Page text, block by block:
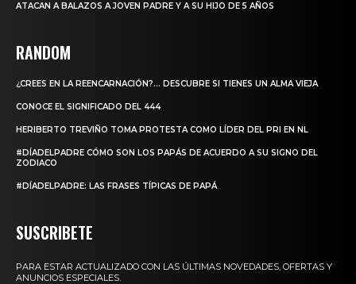
ATACAN A BALAZOS A JOVEN PADRE Y A SU HIJO DE 5 AÑOS
RANDOM
¿CREES EN LA REENCARNACIÓN?… DESCUBRE SI TIENES UN ALMA VIEJA
CONOCE EL SIGNIFICADO DEL 444
HERIBERTO TREVIÑO TOMA PROTESTA COMO LÍDER DEL PRI EN NL
#DÍADELPADRE CÓMO SON LOS PAPÁS DE ACUERDO A SU SIGNO DEL
ZODIACO
#DÍADELPADRE: LAS FRASES TÍPICAS DE PAPÁ
SUSCRIBETE
PARA ESTAR ACTUALIZADO CON LAS ÚLTIMAS NOVEDADES, OFERTAS Y
ANUNCIOS ESPECIALES.